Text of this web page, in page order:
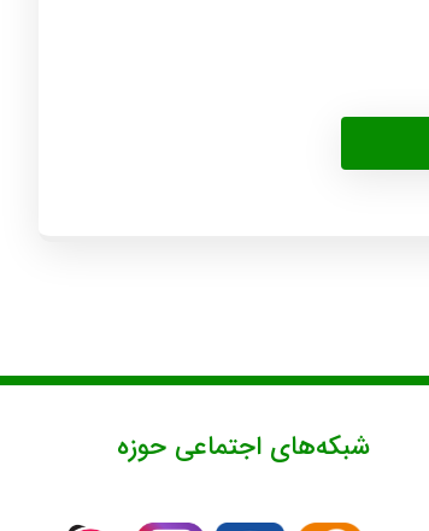
شبکه‌های اجتماعی حوزه